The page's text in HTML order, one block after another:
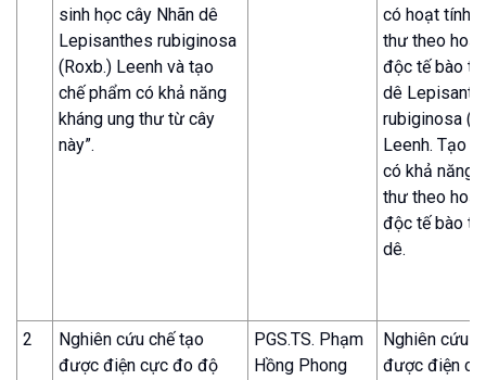
sinh học cây Nhãn dê
Lepisanthes rubiginosa
(Roxb.) Leenh và tạo
chế phẩm có khả năng
kháng ung thư từ cây
này”.
có hoạt tính
thư theo
độc tế bào từ
dê
rubiginosa
Leenh. Tạo
có khả năng
thư theo
độc tế bào từ
dê.
2
Nghiên cứu chế tạo
được điện cực đo độ
PGS.TS. Phạm
Hồng Phong
Nghiên cứu
được điện